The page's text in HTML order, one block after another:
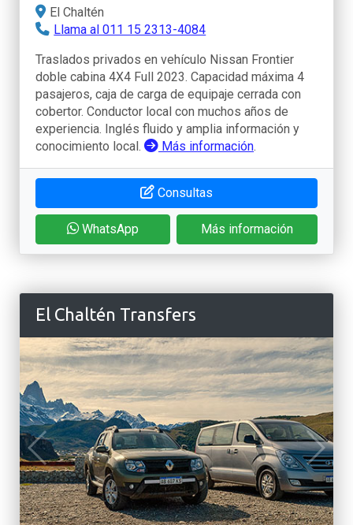
El Chaltén
Llama al 011 15 2313-4084
Traslados privados en vehículo Nissan Frontier
doble cabina 4X4 Full 2023. Capacidad máxima 4
pasajeros, caja de carga de equipaje cerrada con
cobertor. Conductor local con muchos años de
experiencia. Inglés fluido y amplia información y
conocimiento local.
Más información.
Consultas
WhatsApp Más información
El Chaltén Transfers